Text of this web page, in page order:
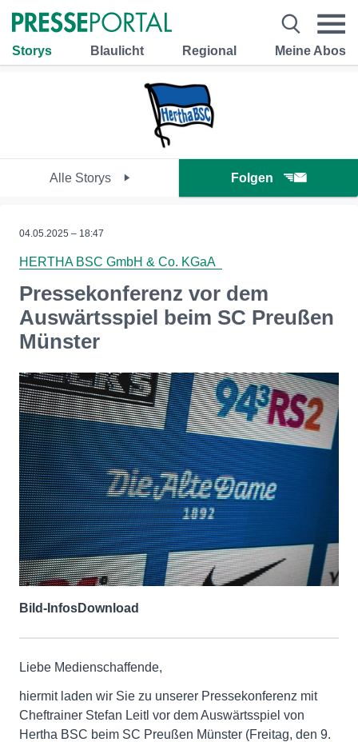
Storys Blaulicht Regional Meine Abos
Alle Storys Folgen
04.05.2025 – 18:47
HERTHA BSC GmbH & Co. KGaA
Pressekonferenz vor dem
Auswärtsspiel beim SC Preußen
Münster
Bild-InfosDownload
Liebe Medienschaffende,
hiermit laden wir Sie zu unserer Pressekonferenz mit
Cheftrainer Stefan Leitl vor dem Auswärtsspiel von
Hertha BSC beim SC Preußen Münster (Freitag, den 9.